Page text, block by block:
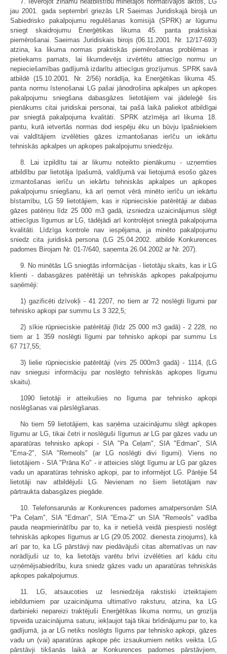
jau 2001. gada septembrī griezās LR Saeimas Juridiskajā birojā un
Sabiedrisko pakalpojumu regulēšanas komisijā (SPRK) ar lūgumu
sniegt skaidrojumu Enerģētikas likuma 45. panta praktiskai
piemērošanai. Saeimas Juridiskais birojs (06.11.2001. Nr. 12/17-693)
atzina, ka likuma normas praktiskās piemērošanas problēmas ir
pietiekams pamats, lai likumdevējs izvērtētu attiecīgo normu un
nepieciešamības gadījumā izdarītu attiecīgus grozījumus. SPRK savā
atbildē (15.10.2001. Nr. 2/56) norādīja, ka Enerģētikas likuma 45.
panta normu īstenošanai LG pašai jānodrošina apkalpes un apkopes
pakalpojumu sniegšana dabasgāzes lietotājiem vai jādeleģē šis
pienākums citai juridiskai personai, tai pašā laikā paliekot atbildīgai
par sniegtā pakalpojuma kvalitāti. SPRK atzīmēja arī likuma 18.
pantu, kurā ietvertās normas dod iespēju ēku un būvju īpašniekiem
vai valdītājiem izvēlēties gāzes izmantošanas ierīču un iekārtu
tehniskās apkalpes un apkopes pakalpojumu sniedzēju.
8. Lai izpildītu tai ar likumu noteikto pienākumu - uzņemties
atbildību par lietotāja īpašumā, valdījumā vai lietojumā esošo gāzes
izmantošanas ierīču un iekārtu tehniskās apkalpes un apkopes
pakalpojumu sniegšanu, kā arī ņemot vērā minēto ierīču un iekārtu
bīstamību, LG 59 lietotājiem, kas ir rūpnieciskie patērētāji ar dabas
gāzes patēriņu līdz 25 000 m3 gadā, izsniedza uzaicinājumus slēgt
attiecīgus līgumus ar LG, tādējādi arī kontrolējot sniegtā pakalpojuma
kvalitāti. Līdzīga kontrole nav iespējama, ja minēto pakalpojumu
sniedz cita juridiskā persona (LG 25.04.2002. atbilde Konkurences
padomes Birojam Nr. 01-7/640, saņemta 26.04.2002 ar Nr. 207).
9. No minētās LG sniegtās informācijas - lietotāju skaits, kas ir LG
klienti - dabasgāzes patērētāji un tehniskās apkopes pakalpojumu
saņēmēji:
1) gazificēti dzīvokļi - 41 2207, no tiem ar 72 noslēgti līgumi par
tehnisko apkopi par summu Ls 3 322,5;
2) sīkie rūpnieciskie patērētāji (līdz 25 000 m3 gadā) - 2 228, no
tiem ar 1 359 noslēgti līgumi par tehnisko apkopi par summu Ls
67 717,55;
3) lielie rūpnieciskie patērētāji (virs 25 000m3 gadā) - 1114, (LG
nav sniegusi informāciju par noslēgto tehniskās apkopes līgumu
skaitu).
1090 lietotāji ir atteikušies no līguma par tehnisko apkopi
noslēgšanas vai pārslēgšanas.
No tiem 59 lietotājiem, kas saņēma uzaicinājumu slēgt apkopes
līgumu ar LG, tikai četri ir noslēguši līgumus ar LG par gāzes vadu un
aparatūras tehnisko apkopi - SIA "Pa Ceļam", SIA "Edman", SIA
"Ema-2", SIA "Remeols" (ar LG noslēgti divi līgumi). Viens no
lietotājiem - SIA "Prāna Ko" - ir atteicies slēgt līgumu ar LG par gāzes
vadu un aparatūras tehnisko apkopi, par to informējot LG. Pārējie 54
lietotāji nav atbildējuši LG. Nevienam no šiem lietotājam nav
pārtraukta dabasgāzes piegāde.
10. Telefonsarunās ar Konkurences padomes amatpersonām SIA
"Pa Ceļam", SIA "Edman", SIA "Ema-2" un SIA "Remeols" vadība
pauda neapmierinātību par to, ka ir netiešā veidā piespiesti noslēgt
tehniskās apkopes līgumus ar LG (29.05.2002. dienesta ziņojums), kā
arī par to, ka LG pārstāvji nav piedāvājuši citas alternatīvas un nav
norādījuši uz to, ka lietotājs varētu brīvi izvēlēties arī kādu citu
uzņēmējsabiedrību, kura sniedz gāzes vadu un aparatūras tehniskās
apkopes pakalpojumus.
11. LG, atsaucoties uz Iesniedzēja rakstiski izteiktajiem
iebildumiem par uzaicinājuma ultimatīvo raksturu, atzina, ka LG
darbinieki nepareizi traktējuši Enerģētikas likuma normu, un grozīja
tipveida uzaicinājuma saturu, iekļaujot tajā tikai brīdinājumu par to, ka
gadījumā, ja ar LG netiks noslēgts līgums par tehnisko apkopi, gāzes
vadu un (vai) aparatūras apkope pēc izsaukumiem netiks veikta. LG
pārstāvji tikšanās laikā ar Konkurences padomes pārstāvjiem,